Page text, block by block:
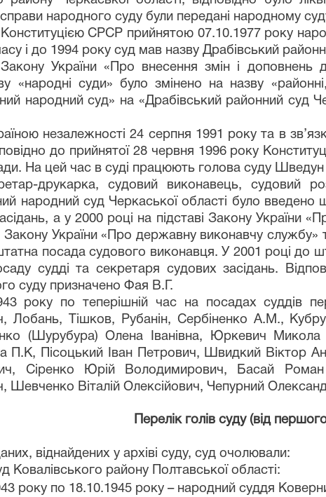
народного суду були передані народному
СРСР прийнятою 07.10.1977 року
і до 1994 року суд мав назву Драбівський
України «Про внесення змін і
«народні суди» було змінено на назву
народний суд» на «Драбівський районний суд
незалежності 24 серпня 1991 року та в
до прийнятої 28 червня 1996 року
На цей час в суді працюють голова суду
друкарка, судовий виконавець, судовий
народний суд Черкаської області було
а у 2000 році на підставі Закону України
Закону України «Про державну виконавчу
посада судового виконавця. У 2001 році до
судді та секретаря судових засідань.
суду призначено Фая В.Г.
року по теперішній час на посадах суддів
Лобань, Тішков, Рубанін, Сербіненко А.М.,
(Шурубура) Олена Іванівна, Юркевич
П.К, Пісоцький Іван Петрович, Швидкий Віктор
Сіренко Юрій Володимирович, Басай
Шевченко Віталій Олексійович, Чепурний
Перелік голів суду (від
віднайдених у архіві суду, суд очолювали:
Ковалівського району Полтавської області:
року по 18.10.1945 року – народний суддя